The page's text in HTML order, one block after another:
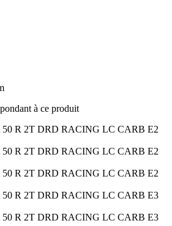
à ce produit
R 2T DRD RACING LC CARB E2
R 2T DRD RACING LC CARB E2
R 2T DRD RACING LC CARB E2
R 2T DRD RACING LC CARB E3
R 2T DRD RACING LC CARB E3